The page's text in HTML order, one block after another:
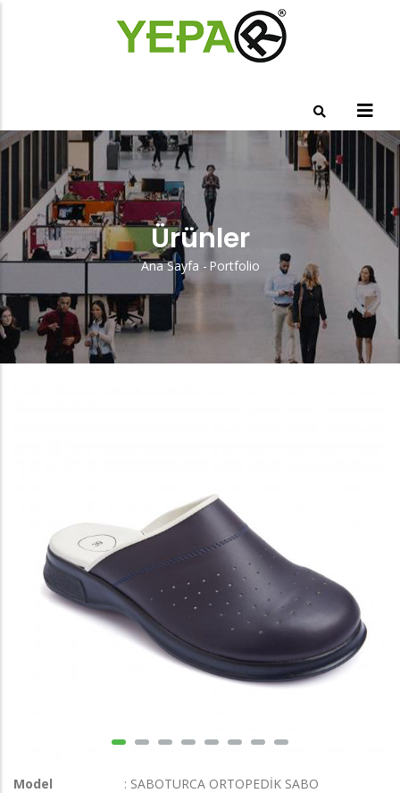
Ürünler
Sayfa
Yolu
Ana Sayfa - Portfolio
Model
: SABOTURCA ORTOPEDİK SABO